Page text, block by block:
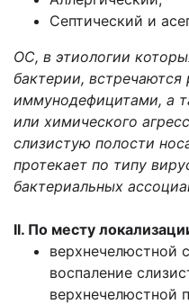
Септический и
ОС, в этиологии
бактерии, встречаются
иммунодефицитами, а
или химического
слизистую полости
протекает по типу
бактериальных
II. По месту
верхнечелюстной
воспаление
верхнечелюстной